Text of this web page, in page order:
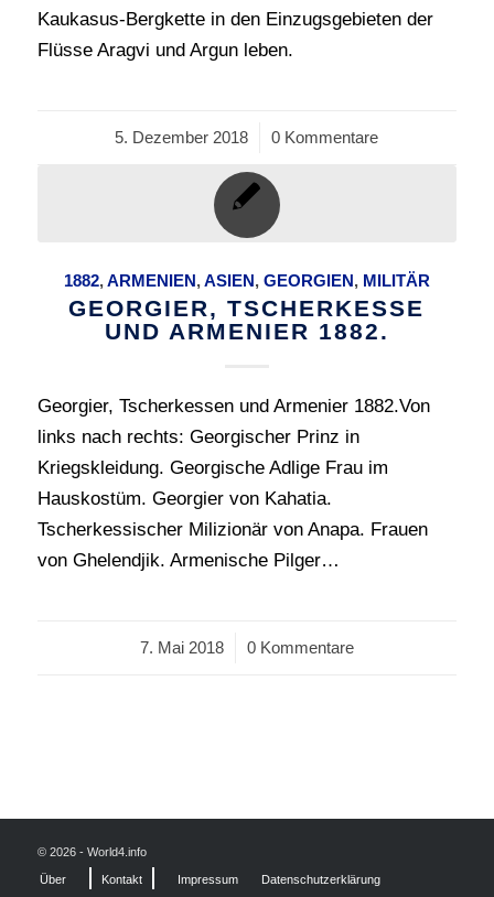
Kaukasus-Bergkette in den Einzugsgebieten der
Flüsse Aragvi und Argun leben.
5. Dezember 2018
/ 0 Kommentare
1882,ARMENIEN,ASIEN, GEORGIEN, MILITÄR
GEORGIER, TSCHERKESSE
UND ARMENIER 1882.
Georgier, Tscherkessen und Armenier 1882.Von
links nach rechts: Georgischer Prinz in
Kriegskleidung. Georgische Adlige Frau im
Hauskostüm. Georgier von Kahatia.
Tscherkessischer Milizionär von Anapa. Frauen
von Ghelendjik. Armenische Pilger…
7. Mai 2018
/ 0 Kommentare
© 2026 - World4.info
Über Kontakt Impressum Datenschutzerklärung